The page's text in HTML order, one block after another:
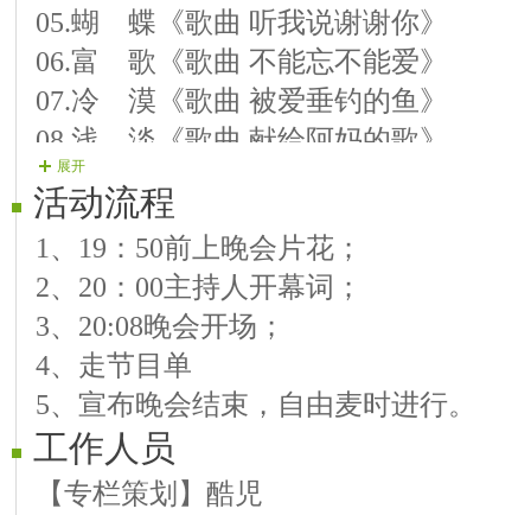
05.蝴 蝶《歌曲 听我说谢谢你》
06.富 歌《歌曲 不能忘不能爱》
07.冷 漠《歌曲 被爱垂钓的鱼》
08.浅 淡《歌曲 献给阿妈的歌》
09.兰 子《曲艺 快乐的小卓嘎》
10.富 歌《歌曲 美丽的漓江河》
11.易 帆《歌曲 我的情只为你》
12.长 发《舞蹈 中国字中国画》
13.依 静《曲艺 月朦胧鸟朦胧》
14.韵 月《歌曲 许下一个心愿》
15.紫 韵《曲艺 在那东山顶上》
16.情 聖《歌曲 三月里的小雨》
17.妙 善《舞蹈 梦中的绿草地》
展开
活动流程
1、19：50前上晚会片花；
2、20：00主持人开幕词；
3、20:08晚会开场；
4、走节目单
5、宣布晚会结束，自由麦时进行。
工作人员
【专栏策划】酷児